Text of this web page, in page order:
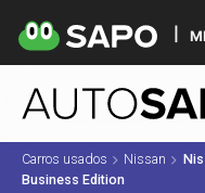
Carros usados Nissan
Business Edition